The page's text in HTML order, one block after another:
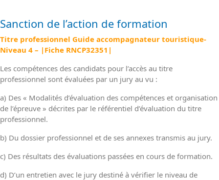
Sanction de l’action de formation
Titre professionnel Guide accompagnateur touristique-
Niveau 4 – |Fiche RNCP32351|
Les compétences des candidats pour l’accès au titre
professionnel sont évaluées par un jury au vu :
a) Des « Modalités d’évaluation des compétences et organisation
de l’épreuve » décrites par le référentiel d’évaluation du titre
professionnel.
b) Du dossier professionnel et de ses annexes transmis au jury.
c) Des résultats des évaluations passées en cours de formation.
d) D’un entretien avec le jury destiné à vérifier le niveau de